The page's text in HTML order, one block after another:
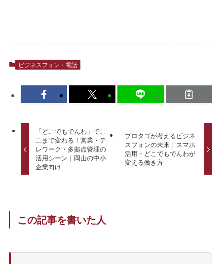
ビジネスフォン・電話
「どこでもでんわ」でこ
こまで変わる！営業・テ
レワーク・多拠点管理の
活用シーン｜岡山の中小
企業向け
プロタゴが考えるビジネ
スフォンの未来｜スマホ
活用・どこでもでんわが
変える働き方
この記事を書いた人